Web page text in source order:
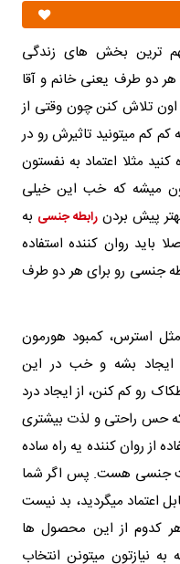
ترین بخش های زندگی
هر دو طرف یعنی خانم و آقا
تلاش کنن چون وقتی از
کم میتونید تاثیرش رو در
مثلا اعتماد به نفستون
میشه که خب این خیلی
پیش بردن رابطه جنسی به
باید روان‌ کننده استفاده
جنسی رو برای هر دو طرف
استرس، کمبود هورمون
ایجاد بشه و خب در این
رو کم کنن، از ایجاد درد
حس راحتی و لذت بیشتری
از روان‌ کننده یه راه ساده
جنسی هست. پس اگر شما
اعتماد میگردید، بد نیست
کدوم از این محصول‌ ها
نیازتون میتونن انتخاب